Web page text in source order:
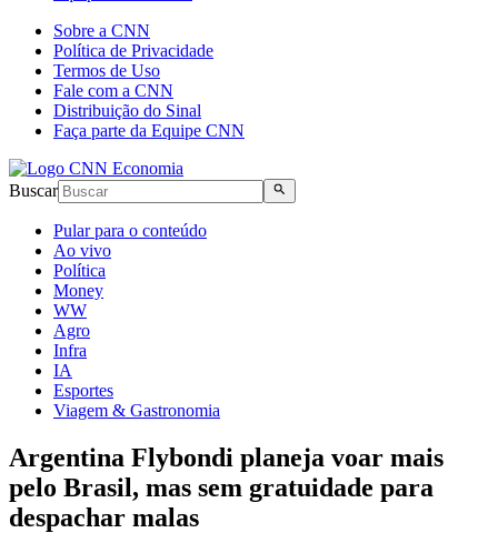
Sobre a CNN
Política de Privacidade
Termos de Uso
Fale com a CNN
Distribuição do Sinal
Faça parte da Equipe CNN
Buscar
Pular para o conteúdo
Ao vivo
Política
Money
WW
Agro
Infra
IA
Esportes
Viagem & Gastronomia
Argentina Flybondi planeja voar mais
pelo Brasil, mas sem gratuidade para
despachar malas